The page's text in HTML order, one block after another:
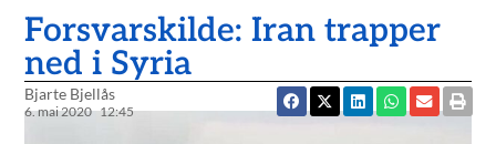
Forsvarskilde: Iran trapper
ned i Syria
Bjarte Bjellås
6. mai 2020 12:45